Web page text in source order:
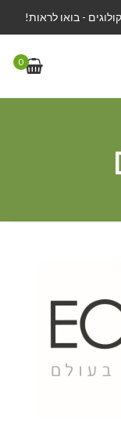
- בואו לראות!
0